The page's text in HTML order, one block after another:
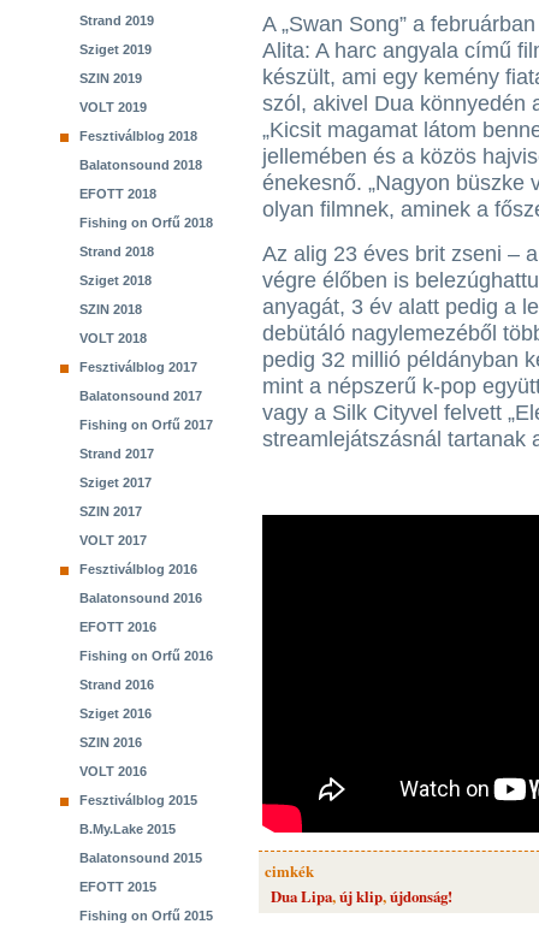
Strand 2019
Sziget 2019
SZIN 2019
VOLT 2019
Fesztiválblog 2018
Balatonsound 2018
EFOTT 2018
Fishing on Orfű 2018
Strand 2018
Sziget 2018
SZIN 2018
VOLT 2018
Fesztiválblog 2017
Balatonsound 2017
Fishing on Orfű 2017
Strand 2017
Sziget 2017
SZIN 2017
VOLT 2017
Fesztiválblog 2016
Balatonsound 2016
EFOTT 2016
Fishing on Orfű 2016
Strand 2016
Sziget 2016
SZIN 2016
VOLT 2016
Fesztiválblog 2015
B.My.Lake 2015
Balatonsound 2015
EFOTT 2015
Fishing on Orfű 2015
A „Swan Song” a
Alita: A harc angyala című
készült, ami egy kemény
szól, akivel Dua könnyedén
„Kicsit magamat látom
jellemében és a közös
énekesnő. „Nagyon büszke
olyan filmnek, aminek a
Az alig 23 éves brit zseni –
végre élőben is
anyagát, 3 év alatt pedig a
debütáló nagylemezéből
pedig 32 millió példányban
mint a népszerű k-pop
vagy a Silk Cityvel felvett
streamlejátszásnál tartanak
cimkék
Dua Lipa,új klip,újdonság!